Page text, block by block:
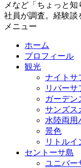
メなど「ちょっと
社員が調査。経験談
メニュー
ホーム
プロフィール
観光
ナイトサ
リバーサ
ガーデン
サンズス
水陸両用
景色
リトルイ
セントーサ島
ユニバー